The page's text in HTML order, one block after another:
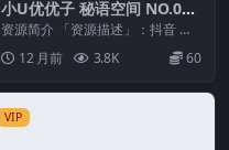
小U优优子 秘语空间 NO.005
期
资源简介 「资源描述」：抖音 小u
优优子 秘语空间 NO.005期 【43P
4V...12 月前 3.8K 60
VIP